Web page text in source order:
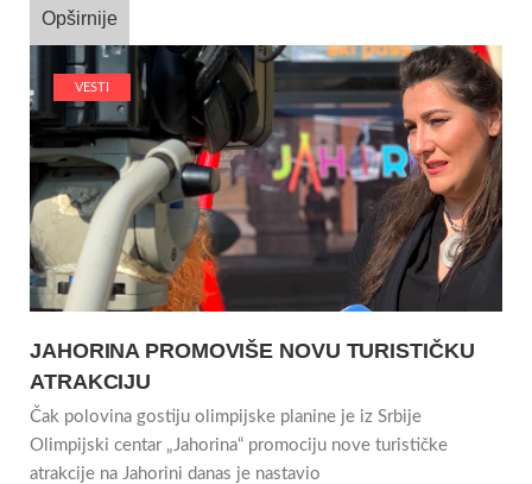
Opširnije
VESTI
JAHORINA PROMOVIŠE NOVU TURISTIČKU
ATRAKCIJU
Čak polovina gostiju olimpijske planine je iz Srbije
Olimpijski centar „Jahorina“ promociju nove turističke
atrakcije na Jahorini danas je nastavio